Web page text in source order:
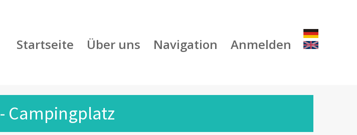
Startseite Über uns Navigation Anmelden
Campingplatz